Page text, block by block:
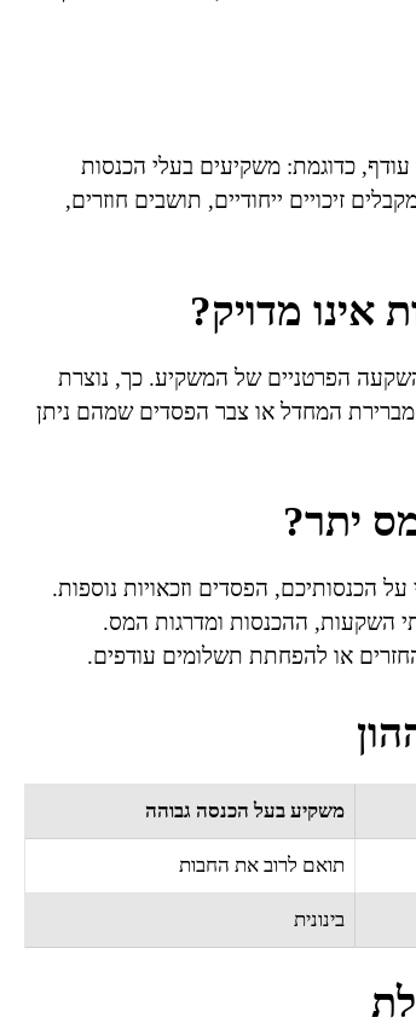
כדוגמת: משקיעים בעלי הכנסות
זיכויים ייחודיים, תושבים חוזרים,
אינו מדויק?
הפרטניים של המשקיע. כך, נוצרת
המחדל או צבר הפסדים שמהם ניתן
יתר?
הכנסותיכם, הפסדים וזכאויות נוספות.
השקעות, ההכנסות ומדרגות המס.
או להפחתת תשלומים עודפים.
משקיע בעל הכנסה גבוהה
תואם לרוב את החבות
בינונית